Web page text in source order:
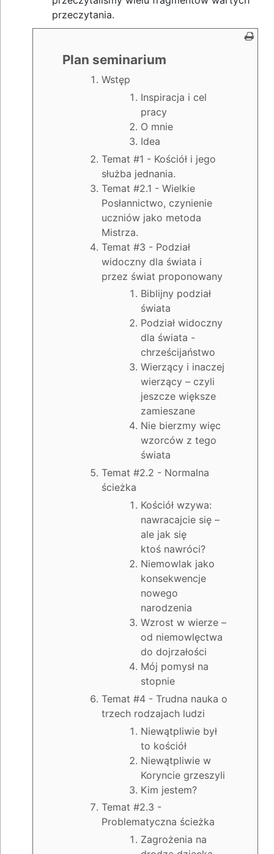
przeczytania.
Plan seminarium
Wstęp
Inspiracja i cel
pracy
O mnie
Idea
Temat #1 - Kościół i jego
służba jednania.
Temat #2.1 - Wielkie
Posłannictwo, czynienie
uczniów jako metoda
Mistrza.
Temat #3 - Podział
widoczny dla świata i
przez świat proponowany
Biblijny podział
świata
Podział widoczny
dla świata -
chrześcijaństwo
Wierzący i inaczej
wierzący – czyli
jeszcze większe
zamieszane
Nie bierzmy więc
wzorców z tego
świata
Temat #2.2 - Normalna
ścieżka
Kościół wzywa:
nawracajcie się –
ale jak się
ktoś nawróci?
Niemowlak jako
konsekwencje
nowego
narodzenia
Wzrost w wierze –
od niemowlęctwa
do dojrzałości
Mój pomysł na
stopnie
Temat #4 - Trudna nauka o
trzech rodzajach ludzi
Niewątpliwie był
to kościół
Niewątpliwie w
Koryncie grzeszyli
Kim jestem?
Temat #2.3 -
Problematyczna ścieżka
Zagrożenia na